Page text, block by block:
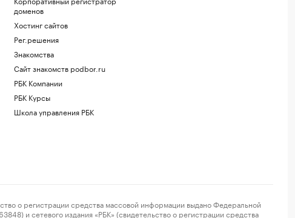
доменов
Хостинг сайтов
Рег.решения
Знакомства
Сайт знакомств podbor.ru
РБК Компании
РБК Курсы
Школа управления РБК
о регистрации средства массовой информации выдано Федеральной
и сетевого издания «РБК» (свидетельство о регистрации средства